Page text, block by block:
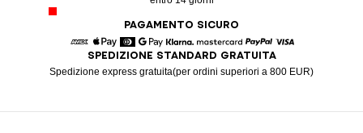
PAGAMENTO SICURO
American Express
Apple Pay
DinersGoogle Pay
Klarna MastercardPaypal
SPEDIZIONE STANDARD GRATUITA
Spedizione express gratuita(per ordini superiori a 800 EUR)